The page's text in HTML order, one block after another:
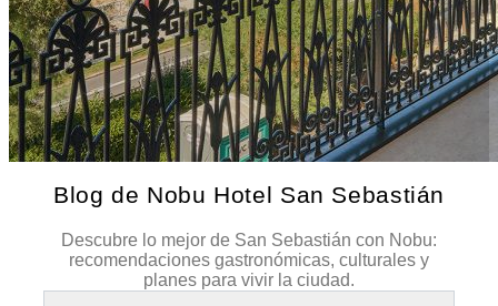
Blog de Nobu Hotel San Sebastián
Descubre lo mejor de San Sebastián con Nobu:
recomendaciones gastronómicas, culturales y
planes para vivir la ciudad.